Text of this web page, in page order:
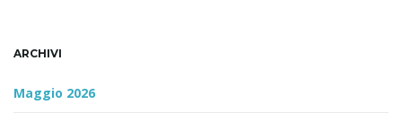
ARCHIVI
Maggio 2026